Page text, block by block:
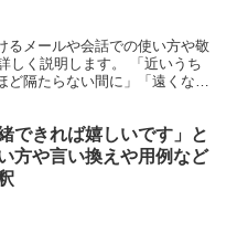
るメールや会話での使い方や敬
しく説明します。 「近いうち
ど隔たらない間に」「遠くない
できれば嬉しいです」と
方や言い換えや用例など